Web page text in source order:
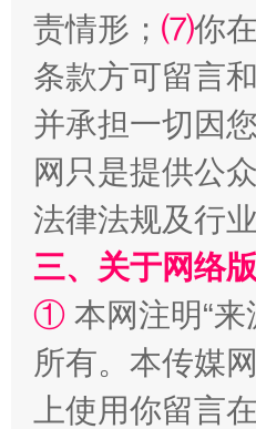
解纷+调解+退费，一次
责情形； ⑺你
条款方可留言
并承担一切因
网只是提供公
法律法规及行
三、关于网络
① 本网注明“
所有。本传媒
上使用你留言